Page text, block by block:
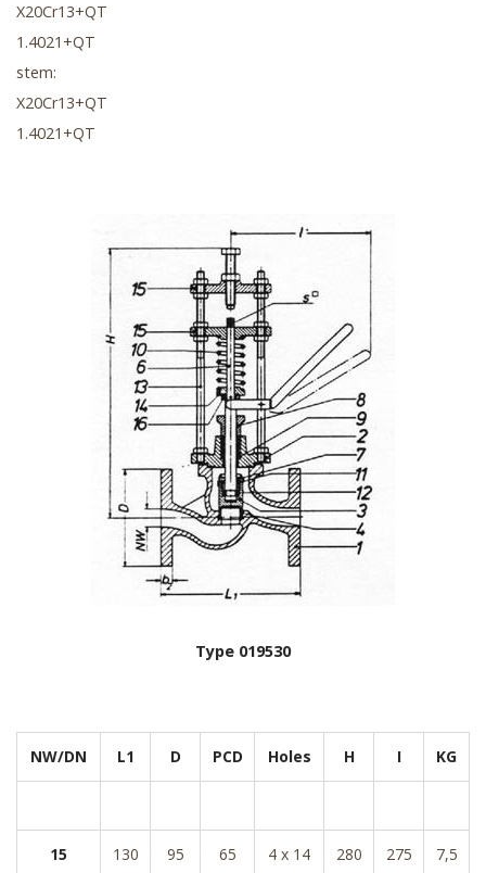
X20Cr13+QT
1.4021+QT
stem:
X20Cr13+QT
1.4021+QT
Type 019530
NW/DN L1 D PCD Holes H I KG
15 130 95 65 4 x 14 280 275 7,5